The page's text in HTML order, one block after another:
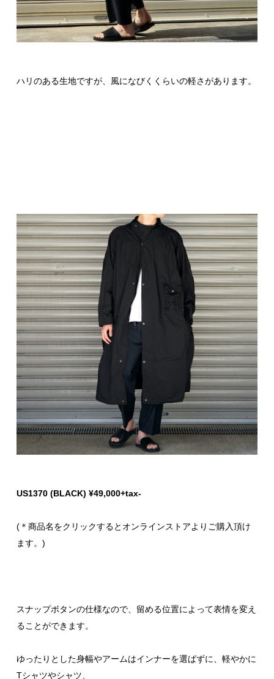
ハリのある生地ですが、風になびくくらいの軽さがあります。
US1370 (BLACK) ¥49,000+tax-
(＊商品名をクリックするとオンラインストアよりご購入頂け
ます。)
スナップボタンの仕様なので、留める位置によって表情を変え
ることができます。
ゆったりとした身幅やアームはインナーを選ばずに、軽やかに
Tシャツやシャツ、